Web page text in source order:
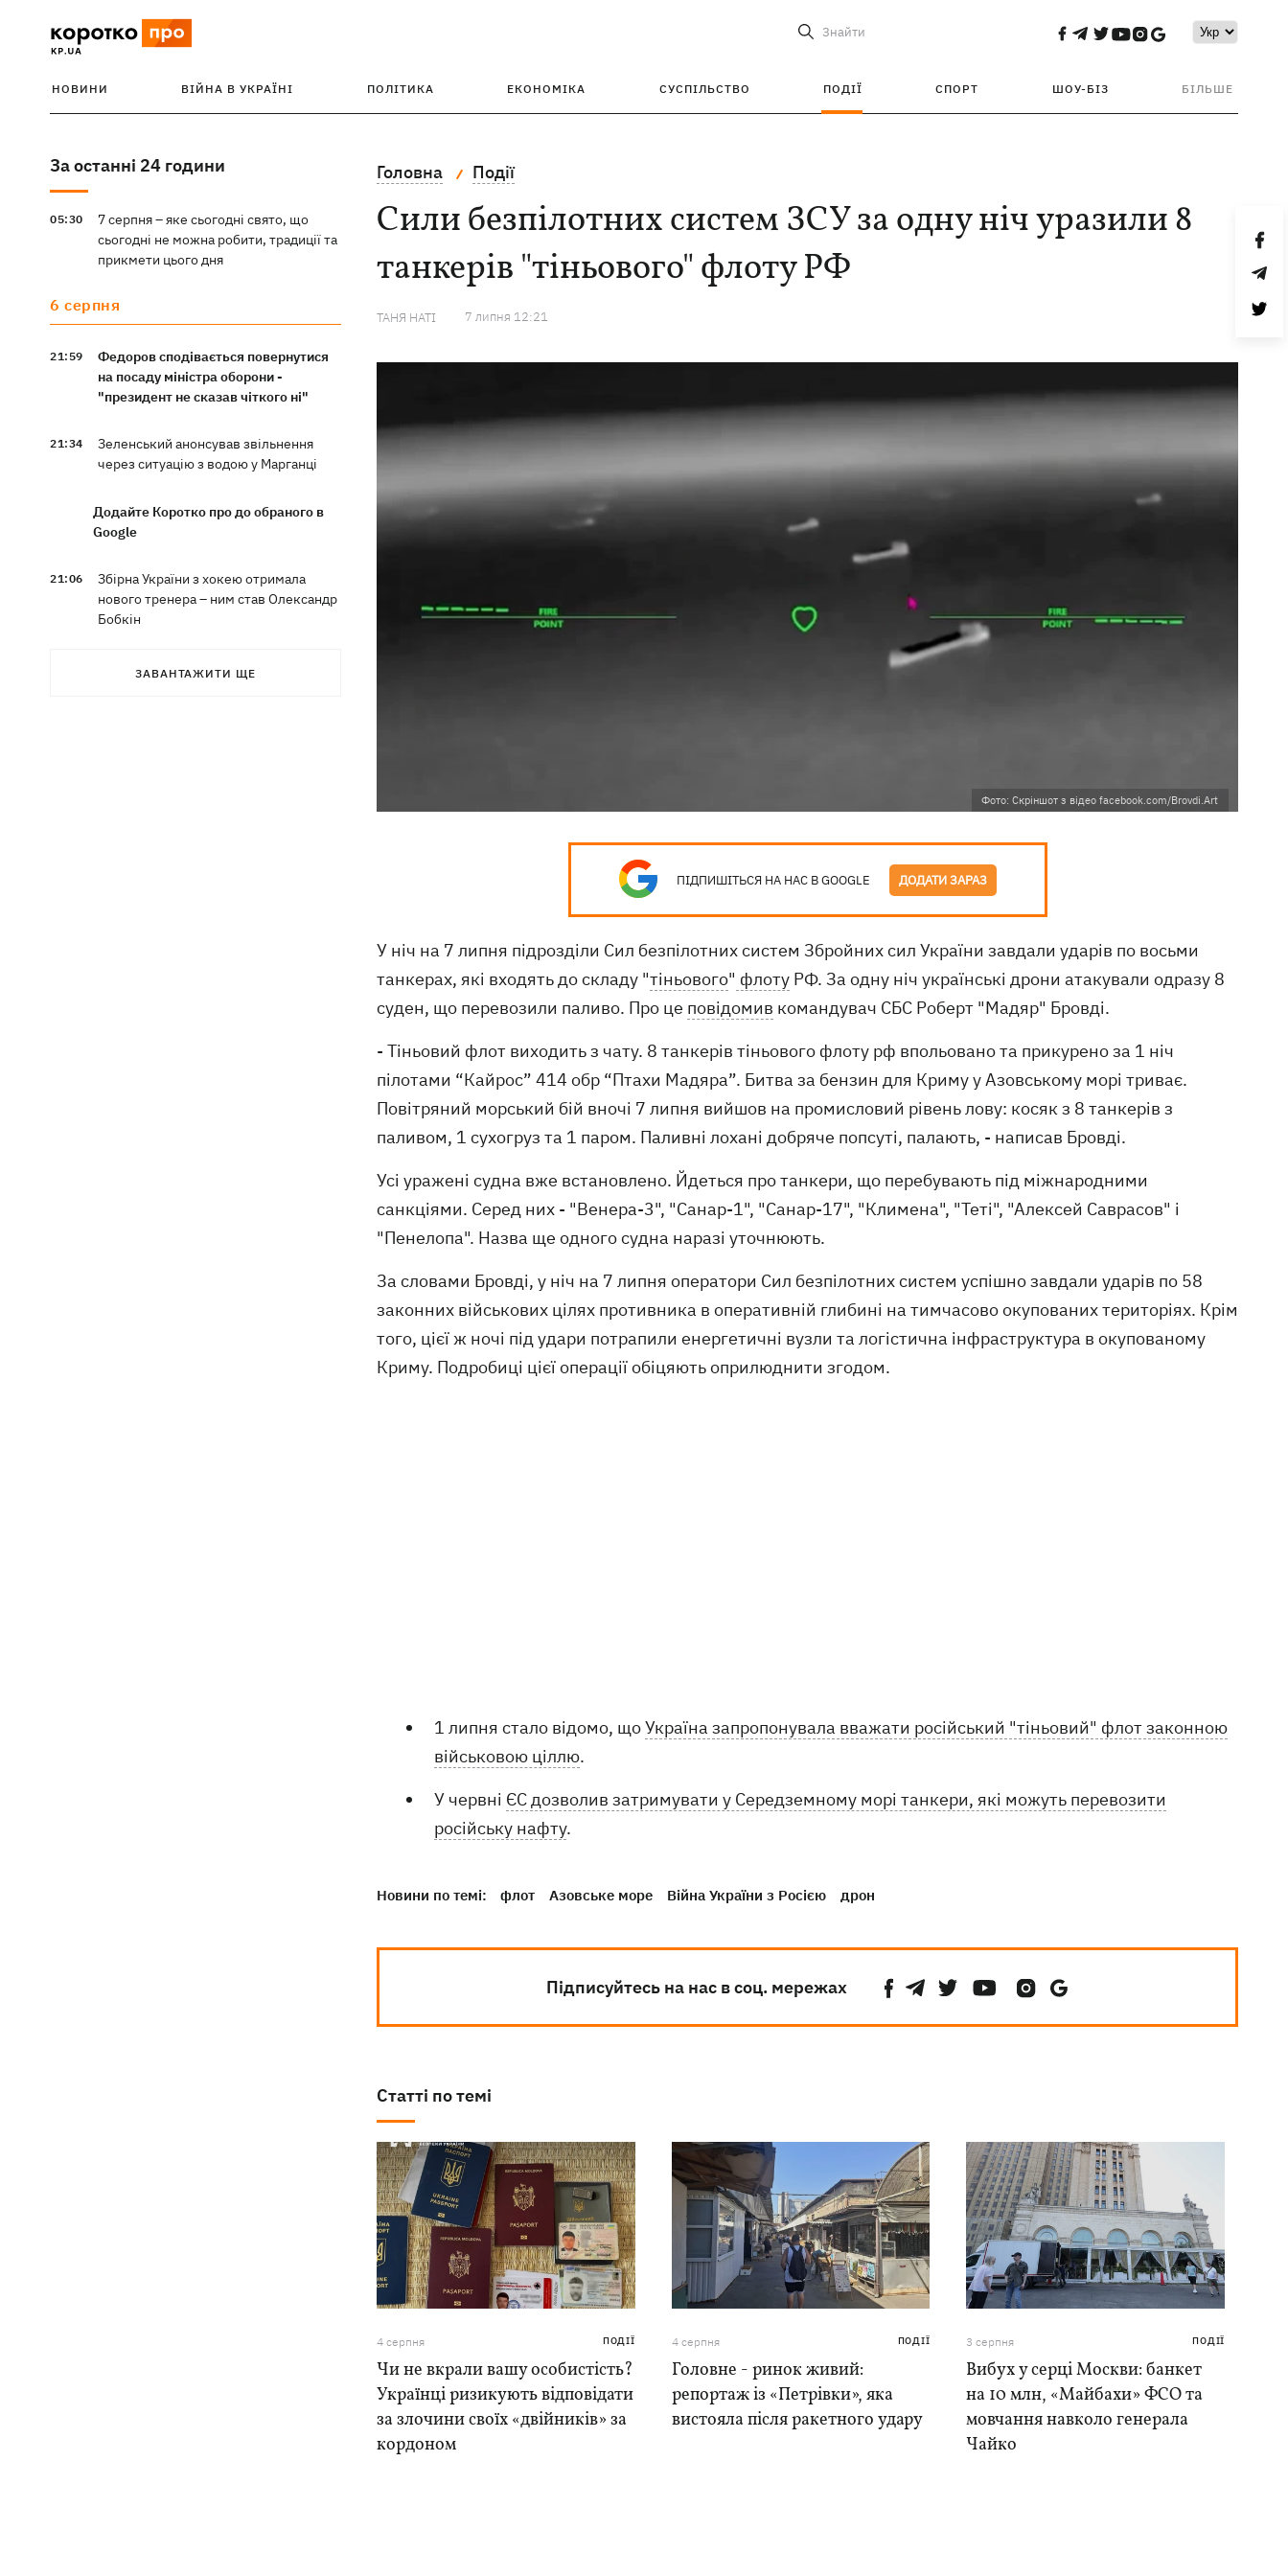
Знайти
НОВИНИ ВІЙНА В УКРАЇНІ ПОЛІТИКА ЕКОНОМІКА СУСПІЛЬСТВО ПОДІЇ СПОРТ ШОУ-БІЗ БІЛЬШЕ
За останні 24 години
05:30
7 серпня – яке сьогодні свято, що
сьогодні не можна робити, традиції та
прикмети цього дня
6 серпня
21:59
Федоров сподівається повернутися
на посаду міністра оборони -
"президент не сказав чіткого ні"
21:34
Зеленський анонсував звільнення
через ситуацію з водою у Марганці
Додайте Коротко про до обраного в
Google
21:06
Збірна України з хокею отримала
нового тренера – ним став Олександр
Бобкін
Зеленський доручив підготувати
ЗАВАНТАЖИТИ ЩЕ
Головна Події
Сили безпілотних систем ЗСУ за одну ніч уразили 8
танкерів "тіньового" флоту РФ
ТАНЯ НАТІ 7 липня 12:21
Фото: Скріншот з відео facebook.com/Brovdi.Art
ПІДПИШІТЬСЯ НА НАС В GOOGLE ДОДАТИ ЗАРАЗ
У ніч на 7 липня підрозділи Сил безпілотних систем Збройних сил України завдали ударів по восьми
танкерах, які входять до складу "тіньового" флоту РФ. За одну ніч українські дрони атакували одразу 8
суден, що перевозили паливо. Про це повідомив командувач СБС Роберт "Мадяр" Бровді.
- Тіньовий флот виходить з чату. 8 танкерів тіньового флоту рф впольовано та прикурено за 1 ніч
пілотами “Кайрос” 414 обр “Птахи Мадяра”. Битва за бензин для Криму у Азовському морі триває.
Повітряний морський бій вночі 7 липня вийшов на промисловий рівень лову: косяк з 8 танкерів з
паливом, 1 сухогруз та 1 паром. Паливні лохані добряче попсуті, палають, - написав Бровді.
Усі уражені судна вже встановлено. Йдеться про танкери, що перебувають під міжнародними
санкціями. Серед них - "Венера-3", "Санар-1", "Санар-17", "Климена", "Теті", "Алексей Саврасов" і
"Пенелопа". Назва ще одного судна наразі уточнюють.
За словами Бровді, у ніч на 7 липня оператори Сил безпілотних систем успішно завдали ударів по 58
законних військових цілях противника в оперативній глибині на тимчасово окупованих територіях. Крім
того, цієї ж ночі під удари потрапили енергетичні вузли та логістична інфраструктура в окупованому
Криму. Подробиці цієї операції обіцяють оприлюднити згодом.
1 липня стало відомо, щоУкраїна запропонувала вважати російський "тіньовий" флот законною
військовою ціллю.
У червні ЄС дозволив затримувати у Середземному морі танкери, які можуть перевозити
російську нафту.
Новини по темі: флот Азовське море Війна України з Росією дрон
Підписуйтесь на нас в соц. мережах
Статті по темі
4 серпня ПОДІЇ
Чи не вкрали вашу особистість?
Українці ризикують відповідати
за злочини своїх «двійників» за
кордоном
4 серпня ПОДІЇ
Головне - ринок живий:
репортаж із «Петрівки», яка
вистояла після ракетного удару
3 серпня ПОДІЇ
Вибух у серці Москви: банкет
на 10 млн, «Майбахи» ФСО та
мовчання навколо генерала
Чайко